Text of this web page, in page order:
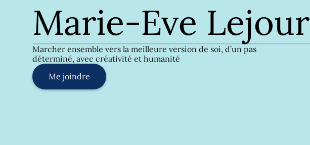
Marie-Eve Lejour
Marcher ensemble vers la meilleure version de soi, d’un pas
déterminé, avec créativité et humanité
Me joindre